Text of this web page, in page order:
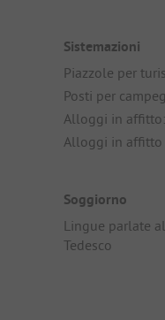
Sistemazioni
Piazzole per
Posti per
Alloggi in
Alloggi in affitto
Soggiorno
Lingue parlate
Tedesco